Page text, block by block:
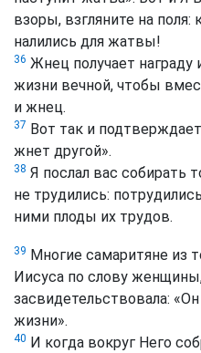
взоры, взгляните на поля:
налились для жатвы!
36 Жнец получает награду
жизни вечной, чтобы
и жнец.
37 Вот так и
жнет другой».
38 Я послал вас собирать
не трудились:
ними плоды их трудов.
39 Многие самаритяне из
Иисуса по слову
засвидетельствовала:
жизни».
40 И когда вокруг Него